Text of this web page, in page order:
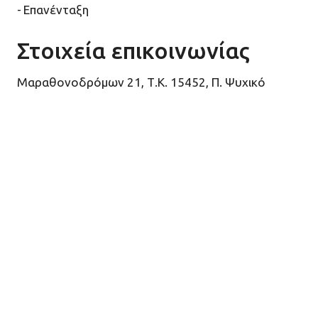
Επανένταξη
Στοιχεία επικοινωνίας
Μαραθονοδρόμων 21, Τ.Κ. 15452, Π. Ψυχικό